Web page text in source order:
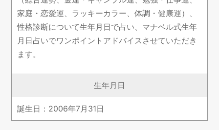
家庭・恋愛運、ラッキーカラー、体調・健康運）、
性格診断について生年月日で占い、マナベル式生年
月日占いでワンポイントアドバイスさせていただき
ます。
生年月日
誕生日： 2006年7月 31日